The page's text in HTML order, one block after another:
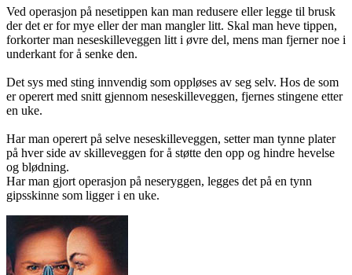
Ved operasjon på nesetippen kan man redusere eller legge til brusk
der det er for mye eller der man mangler litt. Skal man heve tippen,
forkorter man neseskilleveggen litt i øvre del, mens man fjerner noe i
underkant for å senke den.
Det sys med sting innvendig som oppløses av seg selv. Hos de som
er operert med snitt gjennom neseskilleveggen, fjernes stingene etter
en uke.
Har man operert på selve neseskilleveggen, setter man tynne plater
på hver side av skilleveggen for å støtte den opp og hindre hevelse
og blødning.
Har man gjort operasjon på neseryggen, legges det på en tynn
gipsskinne som ligger i en uke.